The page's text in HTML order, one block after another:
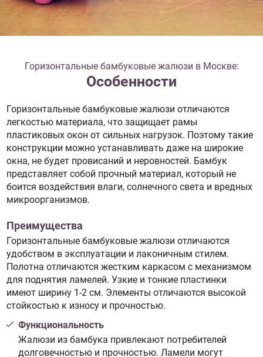
Горизонтальные бамбуковые жалюзи в Москве:
Особенности
Горизонтальные бамбуковые жалюзи отличаются
легкостью материала, что защищает рамы
пластиковых окон от сильных нагрузок. Поэтому такие
конструкции можно устанавливать даже на широкие
окна, не будет провисаний и неровностей. Бамбук
представляет собой прочный материал, который не
боится воздействия влаги, солнечного света и вредных
микроорганизмов.
Преимущества
Горизонтальные бамбуковые жалюзи отличаются
удобством в эксплуатации и лаконичным стилем.
Полотна отличаются жестким каркасом с механизмом
для поднятия ламелей. Узкие и тонкие пластинки
имеют ширину 1-2 см. Элементы отличаются высокой
стойкостью к износу и прочностью.
Функциональность
Жалюзи из бамбука привлекают потребителей
долговечностью и прочностью. Ламели могут